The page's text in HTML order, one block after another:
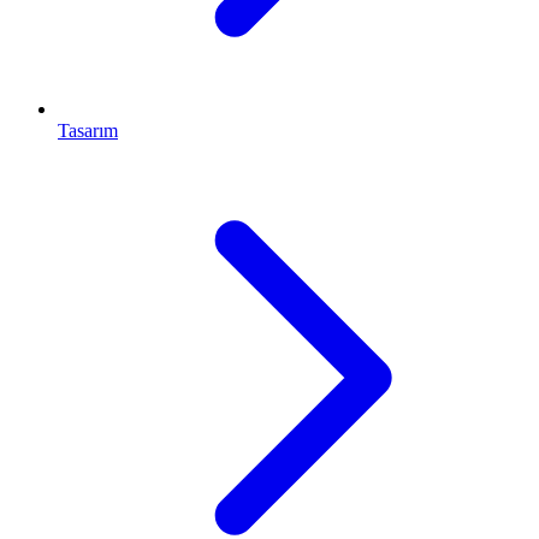
Tasarım